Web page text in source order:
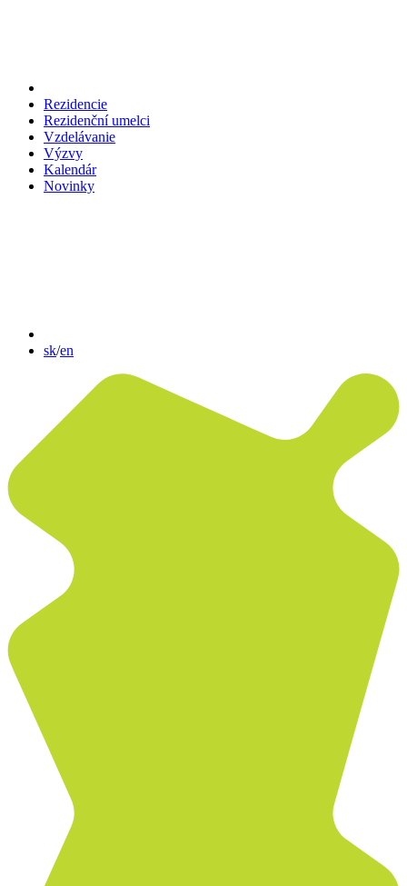
Rezidencie
Rezidenční umelci
Vzdelávanie
Výzvy
Kalendár
Novinky
sk/en